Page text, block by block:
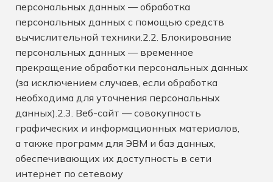
персональных данных — обработка
персональных данных с помощью средств
вычислительной техники.2.2. Блокирование
персональных данных — временное
прекращение обработки персональных данных
(за исключением случаев, если обработка
необходима для уточнения персональных
данных).2.3. Веб-сайт — совокупность
графических и информационных материалов,
а также программ для ЭВМ и баз данных,
обеспечивающих их доступность в сети
интернет по сетевому